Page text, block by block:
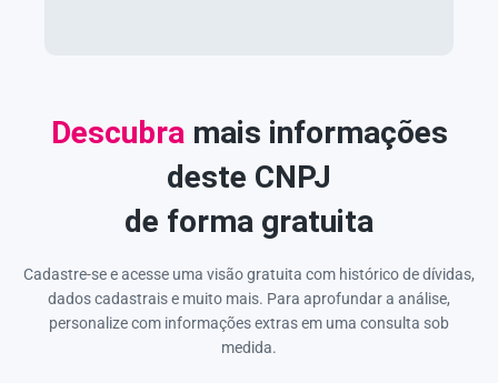
Descubramais informações
deste CNPJ
de forma gratuita
Cadastre-se e acesse uma visão gratuita com histórico de dívidas,
dados cadastrais e muito mais. Para aprofundar a análise,
personalize com informações extras em uma consulta sob
medida.